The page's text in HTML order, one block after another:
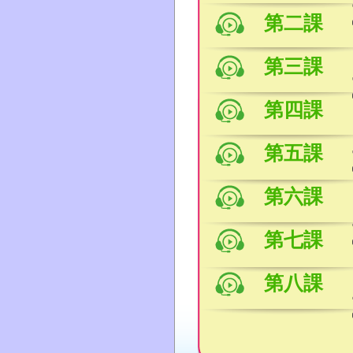
第二課
第三課
第四課
第五課
第六課
第七課
第八課